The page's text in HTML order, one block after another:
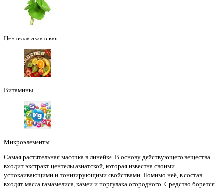
Центелла азиатская
Витамины
Микроэлементы
Самая растительная масочка в линейке. В основу действующего вещества
входит экстракт центелы азиатской, которая известна своими
успокаивающими и тонизирующими свойствами. Помимо неё, в состав
входят масла гамамелиса, камеи и портулака огородного. Средство борется